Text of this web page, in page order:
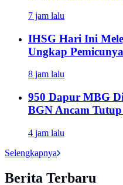
7 jam lalu
IHSG Hari Ini
Ungkap Pemicunya
8 jam lalu
950 Dapur MBG
BGN Ancam
4 jam lalu
Selengkapnya
Berita Terbaru